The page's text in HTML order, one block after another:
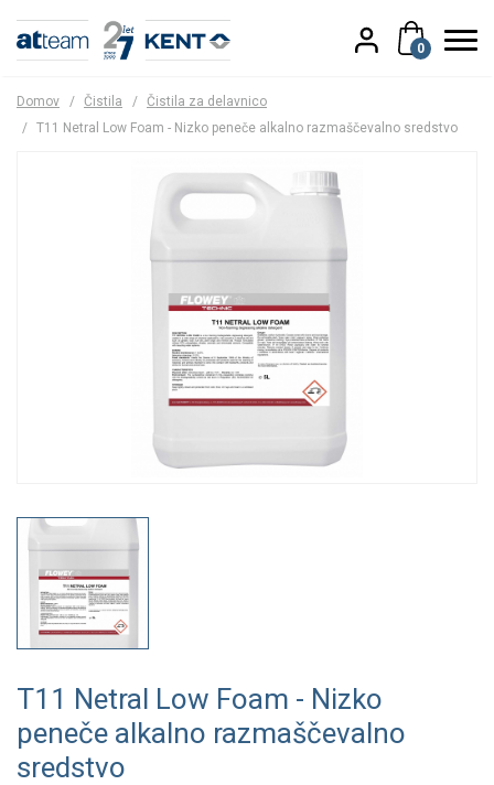
0
Domov / Čistila / Čistila za delavnico
/ T11 Netral Low Foam - Nizko peneče alkalno razmaščevalno sredstvo
T11 Netral Low Foam - Nizko
peneče alkalno razmaščevalno
sredstvo